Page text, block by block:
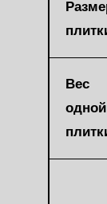
Вес
одной